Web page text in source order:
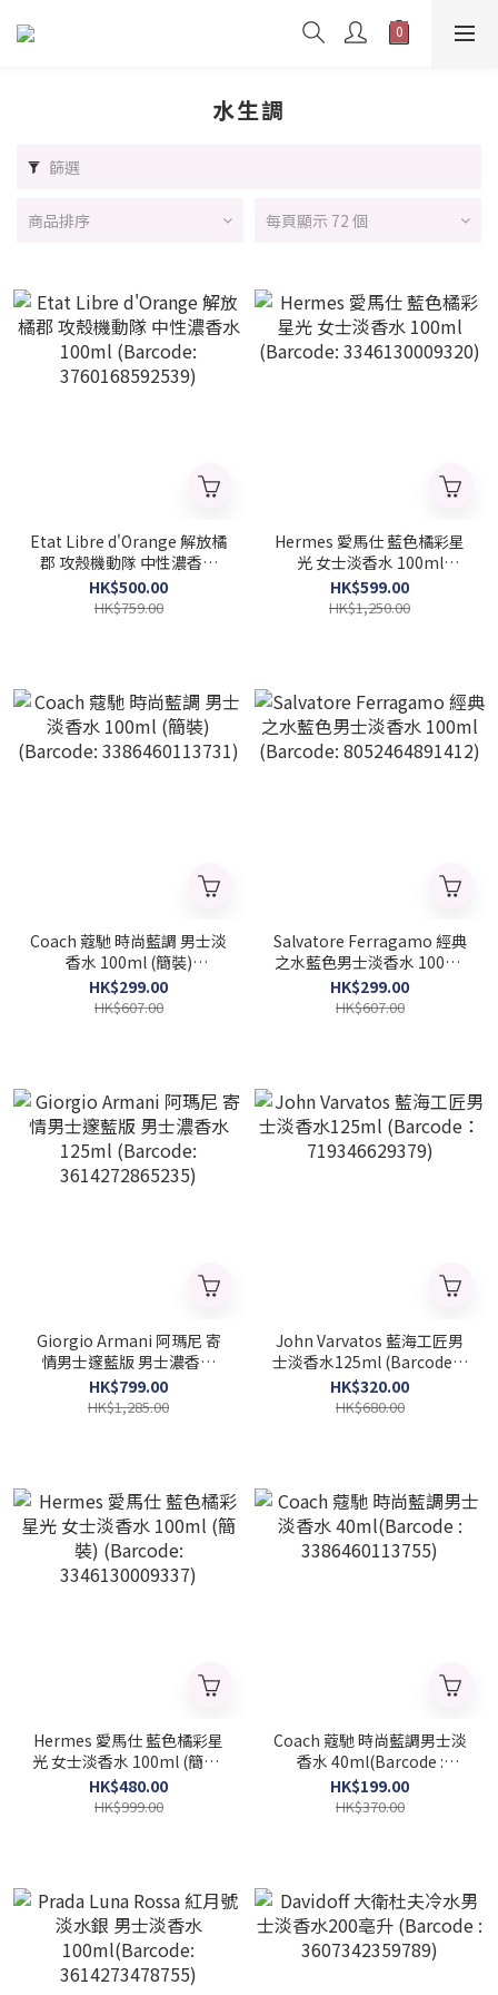
水生調
篩選
商品排序 每頁顯示 72 個
Etat Libre d'Orange 解放橘
郡 攻殼機動隊 中性濃香水
100ml (Barcode:
3760168592539)
HK$500.00
HK$759.00
Hermes 愛馬仕 藍色橘彩星
光 女士淡香水 100ml
(Barcode: 3346130009320)
HK$599.00
HK$1,250.00
Coach 蔻馳 時尚藍調 男士淡
香水 100ml (簡裝)
(Barcode: 3386460113731)
HK$299.00
HK$607.00
Salvatore Ferragamo 經典
之水藍色男士淡香水 100ml
(Barcode: 8052464891412)
HK$299.00
HK$607.00
Giorgio Armani 阿瑪尼 寄
情男士邃藍版 男士濃香水
125ml (Barcode:
3614272865235)
HK$799.00
HK$1,285.00
John Varvatos 藍海工匠男
士淡香水125ml (Barcode：
719346629379)
HK$320.00
HK$680.00
Hermes 愛馬仕 藍色橘彩星
光 女士淡香水 100ml (簡裝)
(Barcode: 3346130009337)
HK$480.00
HK$999.00
Coach 蔻馳 時尚藍調男士淡
香水 40ml(Barcode :
3386460113755)
HK$199.00
HK$370.00